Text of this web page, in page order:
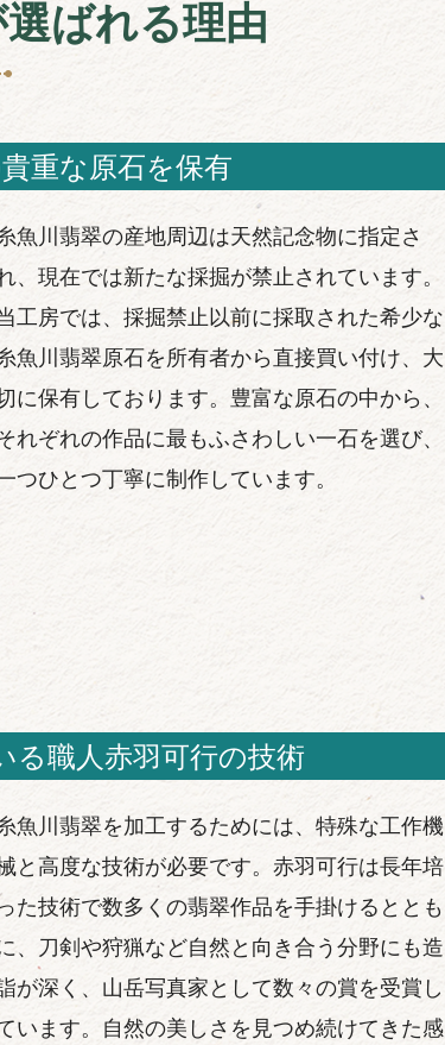
ばれる理由
重な原石を保有
魚川翡翠の産地周辺は天然記念物に指定さ
、現在では新たな採掘が禁止されています。
工房では、採掘禁止以前に採取された希少な
魚川翡翠原石を所有者から直接買い付け、大
に保有しております。豊富な原石の中から、
れぞれの作品に最もふさわしい一石を選び、
つひとつ丁寧に制作しています。
る職人赤羽可行の技術
魚川翡翠を加工するためには、特殊な工作機
と高度な技術が必要です。赤羽可行は長年培
た技術で数多くの翡翠作品を手掛けるととも
、刀剣や狩猟など自然と向き合う分野にも造
が深く、山岳写真家として数々の賞を受賞し
います。自然の美しさを見つめ続けてきた感